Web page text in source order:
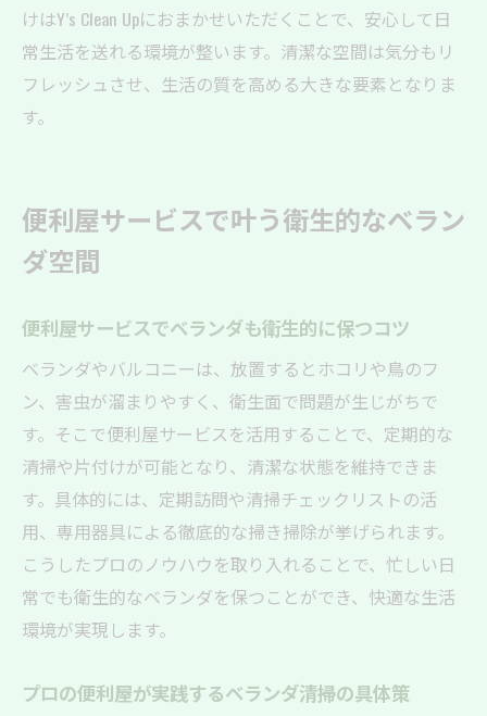
けはY’s Clean Upにおまかせいただくことで、安心して日
常生活を送れる環境が整います。清潔な空間は気分もリ
フレッシュさせ、生活の質を高める大きな要素となりま
す。
便利屋サービスで叶う衛生的なベラン
ダ空間
便利屋サービスでベランダも衛生的に保つコツ
ベランダやバルコニーは、放置するとホコリや鳥のフ
ン、害虫が溜まりやすく、衛生面で問題が生じがちで
す。そこで便利屋サービスを活用することで、定期的な
清掃や片付けが可能となり、清潔な状態を維持できま
す。具体的には、定期訪問や清掃チェックリストの活
用、専用器具による徹底的な掃き掃除が挙げられます。
こうしたプロのノウハウを取り入れることで、忙しい日
常でも衛生的なベランダを保つことができ、快適な生活
環境が実現します。
プロの便利屋が実践するベランダ清掃の具体策